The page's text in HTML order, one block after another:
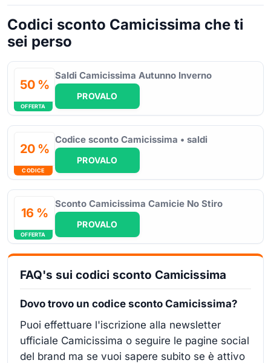
Codici sconto Camicissima che ti
sei perso
50 %
OFFERTA
Saldi Camicissima Autunno Inverno
PROVALO
20 %
CODICE
Codice sconto Camicissima • saldi
PROVALO
16 %
OFFERTA
Sconto Camicissima Camicie No Stiro
PROVALO
FAQ's sui codici sconto Camicissima
Dovo trovo un codice sconto Camicissima?
Puoi effettuare l'iscrizione alla newsletter
ufficiale Camicissima o seguire le pagine social
del brand ma se vuoi sapere subito se è attivo